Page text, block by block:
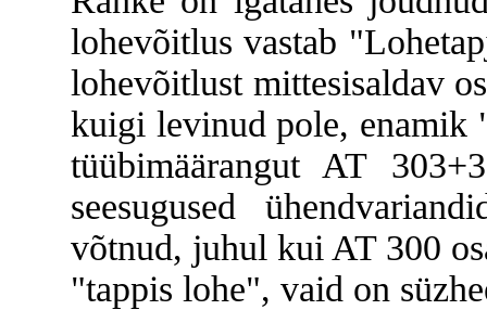
lohevõitlus vastab
lohevõitlust mittesisaldav
kuigi levinud pole, enamik
tüübimäärangut AT
seesugused
võtnud, juhul kui AT 300
"tappis lohe", vaid on